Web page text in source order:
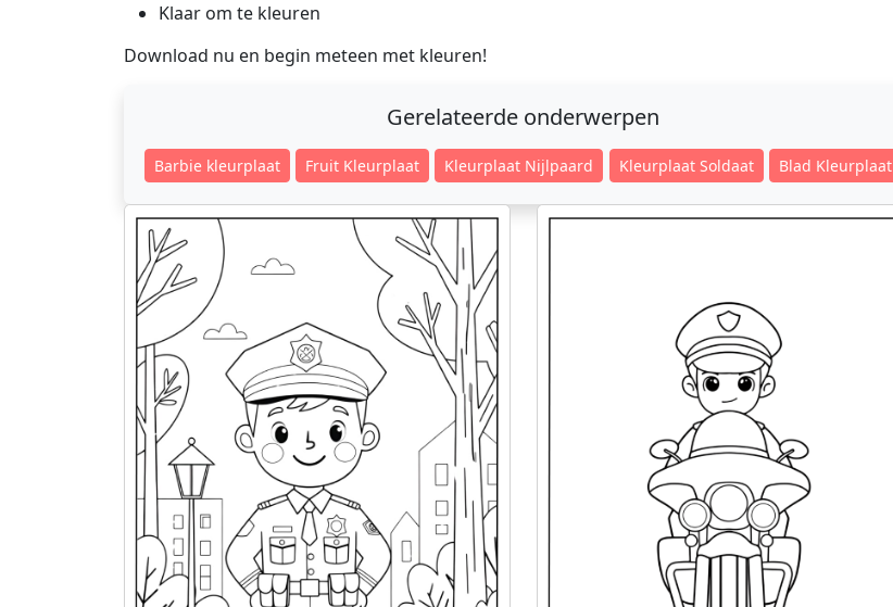
Klaar om te kleuren
Download nu en begin meteen met kleuren!
Gerelateerde onderwerpen
Barbie kleurplaat Fruit Kleurplaat Kleurplaat Nijlpaard Kleurplaat Soldaat Blad Kleurplaat